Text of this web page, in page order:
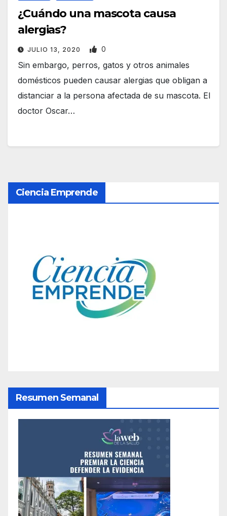
¿Cuándo una mascota causa
alergias?
JULIO 13, 2020 0
Sin embargo, perros, gatos y otros animales
domésticos pueden causar alergias que obligan a
distanciar a la persona afectada de su mascota. El
doctor Oscar…
Ciencia Emprende
Resumen Semanal